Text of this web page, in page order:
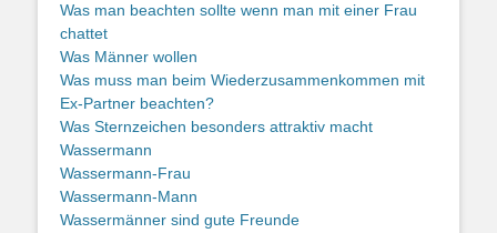
Was man beachten sollte wenn man mit einer Frau
chattet
Was Männer wollen
Was muss man beim Wiederzusammenkommen mit
Ex-Partner beachten?
Was Sternzeichen besonders attraktiv macht
Wassermann
Wassermann-Frau
Wassermann-Mann
Wassermänner sind gute Freunde